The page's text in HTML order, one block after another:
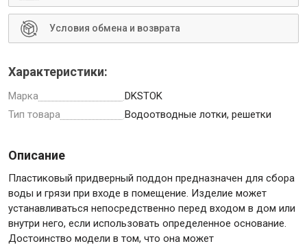
Условия обмена и возврата
Характеристики:
Марка
DKSTOK
Тип товара
Водоотводные лотки, решетки
Описание
Пластиковый придверный поддон предназначен для сбора
воды и грязи при входе в помещение. Изделие может
устанавливаться непосредственно перед входом в дом или
внутри него, если использовать определенное основание.
Достоинство модели в том, что она может
Инструменты
Малярный инструмент
Пистолеты для ремонта
Инструмент для штукатурно-отделочных работ
Ещё 2